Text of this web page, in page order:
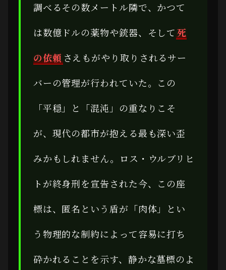
調べるその数メートル隣で、かつて
は数億ドルの薬物や銃器、そして 死
の依頼 さえもがやり取りされるサー
バーの管理が行われていた。この
「平穏」と「混沌」の重なりこそ
が、現代の都市が抱える最も深い歪
みかもしれません。ロス・ウルブリヒ
トが終身刑を宣告された今、この座
標は、匿名という盾が「肉体」とい
う物理的な制約によって容易に打ち
砕かれることを示す、静かな墓標のよ